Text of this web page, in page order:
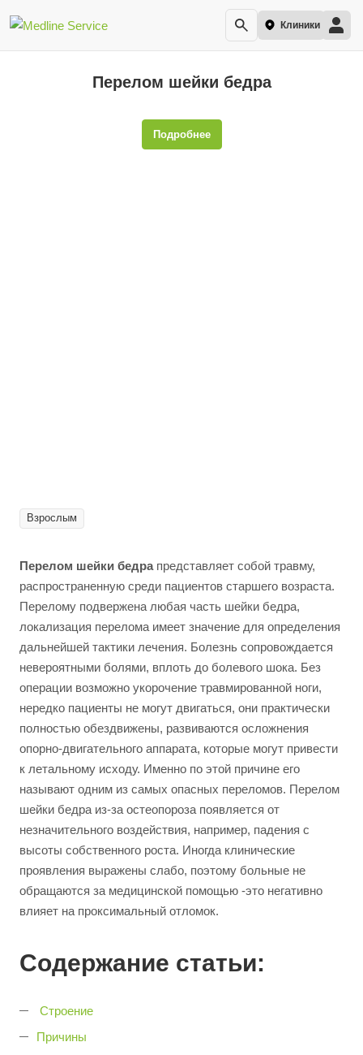
Клиники
Перелом шейки бедра
Подробнее
Взрослым
Перелом шейки бедрапредставляет собой травму,
распространенную среди пациентов старшего возраста.
Перелому подвержена любая часть шейки бедра,
локализация перелома имеет значение для определения
дальнейшей тактики лечения. Болезнь сопровождается
невероятными болями, вплоть до болевого шока. Без
операции возможно укорочение травмированной ноги,
нередко пациенты не могут двигаться, они практически
полностью обездвижены, развиваются осложнения
опорно-двигательного аппарата, которые могут привести
к летальному исходу. Именно по этой причине его
называют одним из самых опасных переломов. Перелом
шейки бедра из-за остеопороза появляется от
незначительного воздействия, например, падения с
высоты собственного роста. Иногда клинические
проявления выражены слабо, поэтому больные не
обращаются за медицинской помощью -это негативно
влияет на проксимальный отломок.
Содержание статьи:
Строение
Причины